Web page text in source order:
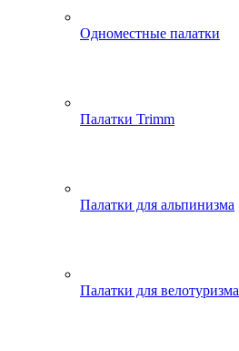
Одноместные палатки
Палатки Trimm
Палатки для альпинизма
Палатки для велотуризма